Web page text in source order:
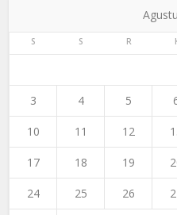
S S R
3 4 5
10 11 12
17 18 19
24 25 26